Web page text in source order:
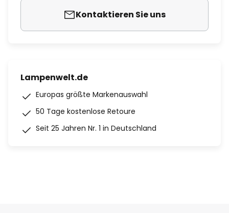
Kontaktieren Sie uns
Lampenwelt.de
Europas größte Markenauswahl
50 Tage kostenlose Retoure
Seit 25 Jahren Nr. 1 in Deutschland